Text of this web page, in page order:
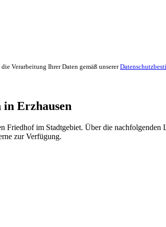
Verarbeitung Ihrer Daten gemäß unserer
Erzhausen
Friedhof im Stadtgebiet. Über die
zur Verfügung.